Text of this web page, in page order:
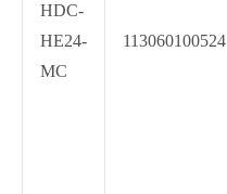
HDC-
HE24-
MC
113060100524